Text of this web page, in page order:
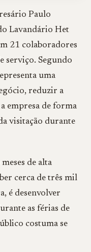
Paulo
Lavandário Het
21 colaboradores
serviço. Segundo
uma
reduzir a
empresa de forma
visitação durante
de alta
cerca de três mil
é desenvolver
as férias de
costuma se